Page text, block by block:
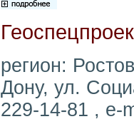
регион:
Дону, ул.
229-14-81 , e-